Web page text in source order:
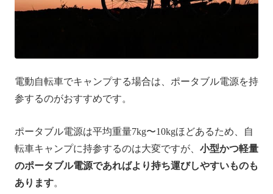
電動自転車でキャンプする場合は、ポータブル電源を持
参するのがおすすめです。
ポータブル電源は平均重量7kg〜10kgほどあるため、自
転車キャンプに持参するのは大変ですが、 小型かつ軽量
のポータブル電源であればより持ち運びしやすいものも
あります。